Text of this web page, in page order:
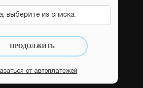
выберите из списка:
ПРОДОЛЖИТЬ
от автоплатежей